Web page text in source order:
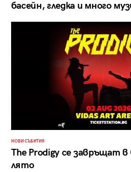
басейн, гледка и много
НОВИ СЪБИТИЯ
The Prodigy се завръщат
лято